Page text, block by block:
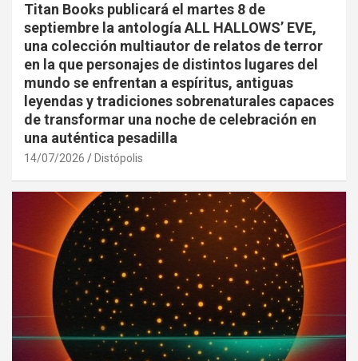
Titan Books publicará el martes 8 de
septiembre la antología ALL HALLOWS’ EVE,
una colección multiautor de relatos de terror
en la que personajes de distintos lugares del
mundo se enfrentan a espíritus, antiguas
leyendas y tradiciones sobrenaturales capaces
de transformar una noche de celebración en
una auténtica pesadilla
14/07/2026 Distópolis